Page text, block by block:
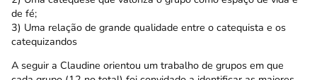
de fé;
3) Uma relação de grande qualidade entre o catequista e os
catequizandos
A seguir a Claudine orientou um trabalho de grupos em que